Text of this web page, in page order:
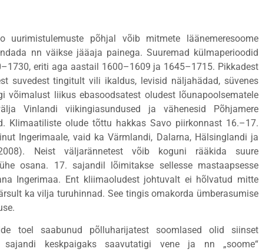
uurimistulemuste põhjal võib mitmete läänemeresoome
nn väikse jääaja painega. Suuremad külmaperioodid
eriti aga aastail 1600–1609 ja 1645–1715. Pikkadest
suvedest tingitult vili ikaldus, levisid näljahädad, süvenes
võimalust liikus ebasoodsatest oludest lõunapoolsematele
Vinlandi viikingiasundused ja vähenesid Põhjamere
Klimaatiliste olude tõttu hakkas Savo piirkonnast 16.–17.
Ingerimaale, vaid ka Värmlandi, Dalarna, Hälsinglandi ja
Neist väljarännetest võib koguni rääkida suure
osana. 17. sajandil lõimitakse sellesse mastaapsesse
Ingerimaa. Ent kliimaoludest johtuvalt ei hõlvatud mitte
ka vilja turuhinnad. See tingis omakorda ümberasumise
toel saabunud põlluharijatest soomlased olid siinset
keskpaigaks saavutatigi vene ja nn „soome“